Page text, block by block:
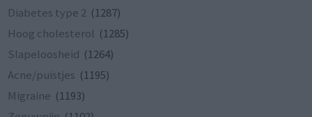
Diabetes type 2 (1287)
Hoog cholesterol (1285)
Slapeloosheid (1264)
Acne/puistjes (1195)
Migraine (1193)